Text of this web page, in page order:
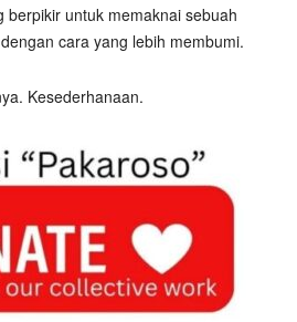
berpikir untuk memaknai sebuah
cara yang lebih membumi.
Kesederhanaan.